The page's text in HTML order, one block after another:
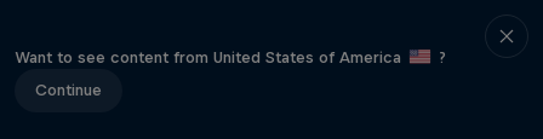
Want to see content from United States of America
?
Continue